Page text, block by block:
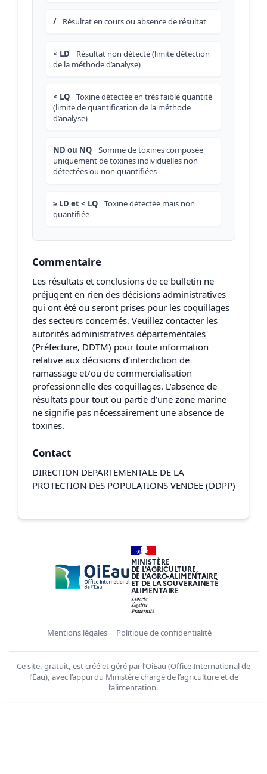
/ Résultat en cours ou absence de résultat
< LD
Résultat non détecté (limite détection
de la méthode d’analyse)
< LQ
Toxine détectée en très faible quantité
(limite de quantification de la méthode
d’analyse)
ND ou NQ
Somme de toxines composée
uniquement de toxines individuelles non
détectées ou non quantifiées
≥ LD et < LQ
Toxine détectée mais non
quantifiée
Commentaire
Les résultats et conclusions de ce bulletin ne
préjugent en rien des décisions administratives
qui ont été ou seront prises pour les coquillages
des secteurs concernés. Veuillez contacter les
autorités administratives départementales
(Préfecture, DDTM) pour toute information
relative aux décisions d’interdiction de
ramassage et/ou de commercialisation
professionnelle des coquillages. L’absence de
résultats pour tout ou partie d’une zone marine
ne signifie pas nécessairement une absence de
toxines.
Contact
DIRECTION DEPARTEMENTALE DE LA
PROTECTION DES POPULATIONS VENDEE (DDPP)
MINISTÈRE
DE L'AGRICULTURE,
DE L'AGRO-ALIMENTAIRE
ET DE LA SOUVERAINETÉ
ALIMENTAIRE
Mentions légales Politique de confidentialité
Ce site, gratuit, est créé et géré par l’OiEau (Office International de
l’Eau), avec l’appui du Ministère chargé de l’agriculture et de
l’alimentation.